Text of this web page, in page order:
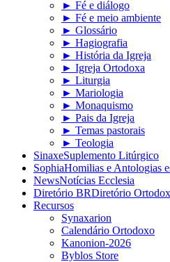
► Fé e diálogo
► Fé e meio ambiente
► Glossário
► Hagiografia
► História da Igreja
► Igreja Ortodoxa
► Liturgia
► Mariologia
► Monaquismo
► Pais da Igreja
► Temas pastorais
► Teologia
SinaxeSuplemento Litúrgico
SophiaHomilias e Antologias
NewsNotícias Ecclesia
Diretório BRDiretório
Recursos
Synaxarion
Calendário Ortodoxo
Kanonion-2026
Byblos Store